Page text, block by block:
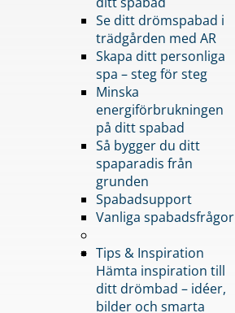
Se ditt drömspabad i
trädgården med AR
Skapa ditt personliga
spa – steg för steg
Minska
energiförbrukningen
på ditt spabad
Så bygger du ditt
spaparadis från
grunden
Spabadsupport
Vanliga spabadsfrågor
Tips & Inspiration
Hämta inspiration till
ditt drömbad – idéer,
bilder och smarta